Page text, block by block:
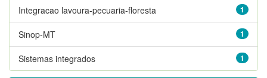
1
Integracao lavoura-pecuaria-floresta
1
Sinop-MT
1
Sistemas integrados